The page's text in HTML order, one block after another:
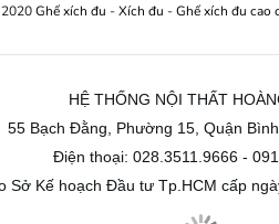
Ghế xích đu -Xích đu -Ghế xích đu cao
HỆ THỐNG NỘI THẤT
55 Bạch Đằng, Phường 15, Quận
Điện thoại: 028.3511.9666 -
Sở Kế hoạch Đầu tư Tp.HCM cấp